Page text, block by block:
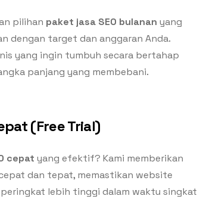
pilihan paket jasa SEO bulanan yang
dengan target dan anggaran Anda.
yang ingin tumbuh secara bertahap
panjang yang membebani.
(Free Trial)
cepat yang efektif? Kami memberikan
dan tepat, memastikan website
lebih tinggi dalam waktu singkat